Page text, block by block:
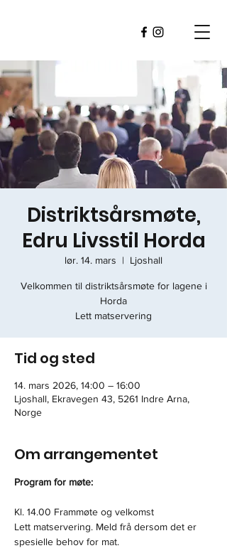
Distriktsårsmøte,
Edru Livsstil Horda
lør. 14. mars
  |
Ljoshall
Velkommen til distriktsårsmøte for lagene i
Horda
Lett matservering
Tid og sted
14. mars 2026, 14:00 – 16:00
Ljoshall, Ekravegen 43, 5261 Indre Arna,
Norge
Om arrangementet
Program for møte:
Kl. 14.00 Frammøte og velkomst
Lett matservering. Meld frå dersom det er
spesielle behov for mat.